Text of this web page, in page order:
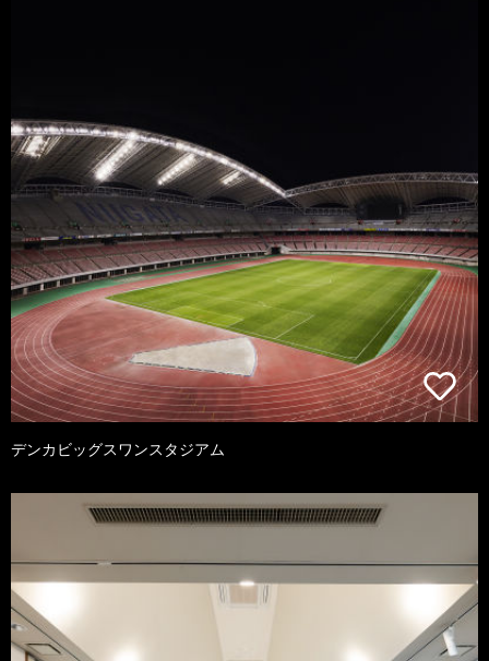
デンカビッグスワンスタジアム